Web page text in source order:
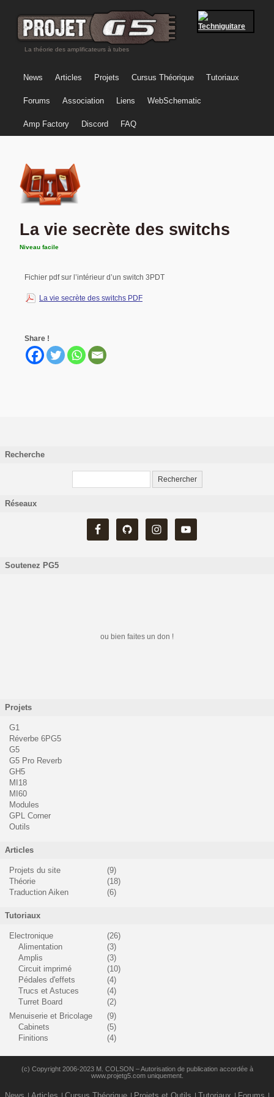
La théorie des amplificateurs à tubes
News Articles Projets Cursus Théorique Tutoriaux
Forums Association Liens WebSchematic
Amp Factory Discord FAQ
La vie secrète des switchs
Niveau facile
Fichier pdf sur l’intérieur d’un switch 3PDT
La vie secrète des switchs PDF
Share !
Recherche
Réseaux
Soutenez PG5
ou bien faites un don !
Projets
G1
Réverbe 6PG5
G5
G5 Pro Reverb
GH5
MI18
MI60
Modules
GPL Corner
Outils
Articles
Projets du site
(9)
Théorie
(18)
Traduction Aiken
(6)
Tutoriaux
Electronique
(26)
Alimentation
(3)
Amplis
(3)
Circuit imprimé
(10)
Pédales d'effets
(4)
Trucs et Astuces
(4)
Turret Board
(2)
Menuiserie et Bricolage
(9)
Cabinets
(5)
Finitions
(4)
(c) Copyright 2006-2023 M. COLSON – Autorisation de publication accordée à
www.projetg5.com uniquement.